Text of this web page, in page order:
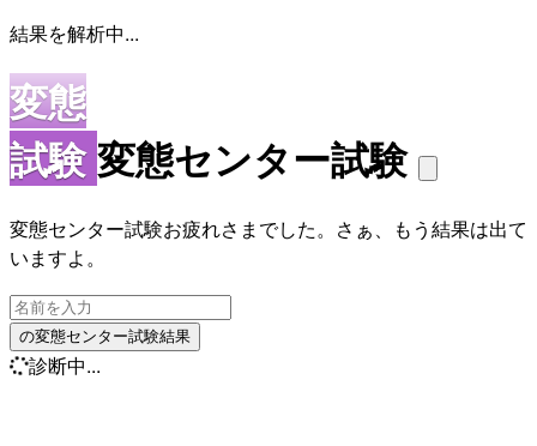
結果を解析中...
変態
試験変態センター試験
変態センター試験お疲れさまでした。さぁ、もう結果は出て
いますよ。
の変態センター試験結果
診断中...